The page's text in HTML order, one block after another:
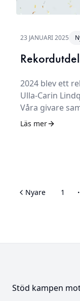
23 JANUARI 2025
2024 blev ett
Ulla-Carin
Våra givare
livsviktiga ALS-
Läs mer
Nyare 1
Stöd kampen